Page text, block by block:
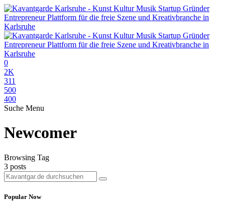
0
2K
311
500
400
Suche Menu
Newcomer
Browsing Tag
3 posts
Popular Now